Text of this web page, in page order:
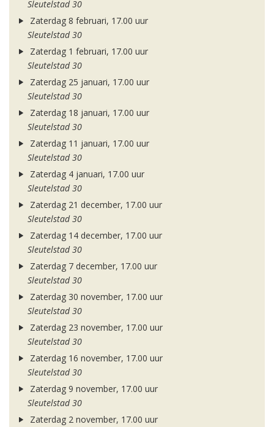
Sleutelstad 30
Zaterdag 8 februari, 17.00 uur
Sleutelstad 30
Zaterdag 1 februari, 17.00 uur
Sleutelstad 30
Zaterdag 25 januari, 17.00 uur
Sleutelstad 30
Zaterdag 18 januari, 17.00 uur
Sleutelstad 30
Zaterdag 11 januari, 17.00 uur
Sleutelstad 30
Zaterdag 4 januari, 17.00 uur
Sleutelstad 30
Zaterdag 21 december, 17.00 uur
Sleutelstad 30
Zaterdag 14 december, 17.00 uur
Sleutelstad 30
Zaterdag 7 december, 17.00 uur
Sleutelstad 30
Zaterdag 30 november, 17.00 uur
Sleutelstad 30
Zaterdag 23 november, 17.00 uur
Sleutelstad 30
Zaterdag 16 november, 17.00 uur
Sleutelstad 30
Zaterdag 9 november, 17.00 uur
Sleutelstad 30
Zaterdag 2 november, 17.00 uur